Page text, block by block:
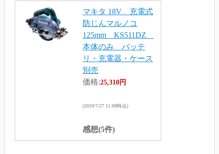
マキタ 18V 充電式
防じんマルノコ
125mm KS511DZ
本体のみ バッテ
リ・充電器・ケース
別売
価格:25,310円
(2019/7/27 11:09時点)
感想(5件)